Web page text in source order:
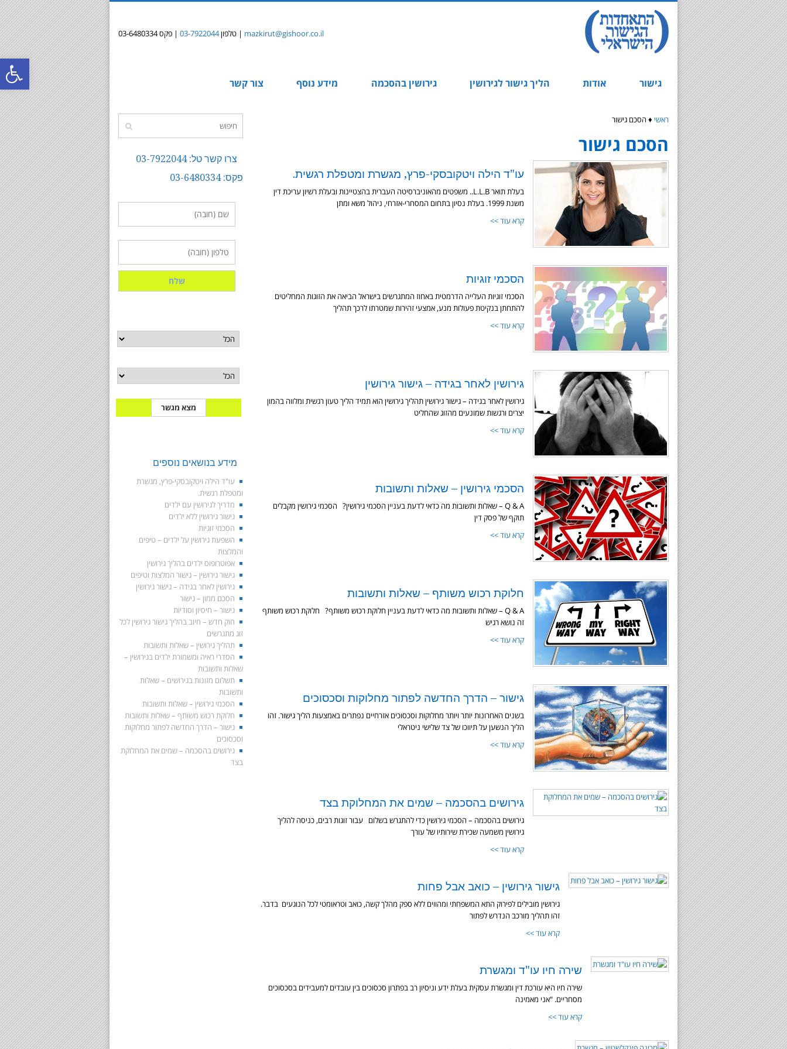
mazkirut@gishoor.co.il | טלפון03-7922044 | פקס 03-6480334
גישור אודות הליך גישור לגירושין גירושין בהסכמה מידע נוסף צור קשר
ראשי ♦ הסכם גישור
הסכם גישור
עו"ד הילה ויטקובסקי-פרץ, מגשרת ומטפלת רגשית.
בעלת תואר L.L.B.. משפטים מהאוניברסיטה העברית בהצטיינות ובעלת רשיון עריכת דין
משנת 1999. בעלת נסיון בתחום המסחרי-אזרחי, ניהול משא ומתן
קרא עוד >>
הסכמי זוגיות
הסכמי זוגיות העלייה הדרמטית באחוז המתגרשים בישראל הביאה את הזוגות המחליטים
להתחתן בנקיטת פעולות מנע, אמצעי זהירות שמטרתו לרכך תהליך
קרא עוד >>
גירושין לאחר בגידה – גישור גירושין
גירושין לאחר בגידה – גישור גירושין תהליך גירושין הוא תמיד הליך טעון רגשית ומלווה בהמון
יצרים ורגשות שמונעים מהזוג שהחליט
קרא עוד >>
הסכמי גירושין – שאלות ותשובות
Q & A – שאלות ותשובות מה כדאי לדעת בעניין הסכמי גירושין? הסכמי גירושין מקבלים
תוקף של פסק דין
קרא עוד >>
חלוקת רכוש משותף – שאלות ותשובות
Q & A – שאלות ותשובות מה כדאי לדעת בעניין חלוקת רכוש משותף? חלוקת רכוש משותף
זה נושא רגיש
קרא עוד >>
גישור – הדרך החדשה לפתור מחלוקות וסכסוכים
בשנים האחרונות יותר ויותר מחלוקות וסכסוכים אזרחיים נפתרים באמצעות הליך גישור. זהו
הליך הנשען על תיווכו של צד שלישי ניטראלי
קרא עוד >>
גירושים בהסכמה – שמים את המחלוקת בצד
גירושים בהסכמה – הסכמי גירושין כדי להתגרש בשלום עבור זוגות רבים, כניסה להליך
גירושין משמעה שכירת שירותיו של עורך
קרא עוד >>
גישור גירושין – כואב אבל פחות
גירושין מובילים לפירוק התא המשפחתי ומהווים ללא ספק מהלך קשה, כואב וטראומטי לכל הנוגעים בדבר.
זהו תהליך מורכב הנדרש לפתור
קרא עוד >>
שירה חיו עו"ד ומגשרת
שירה חיו היא עורכת דין ומגשרת עסקית בעלת ידע וניסיון רב בפתרון סכסוכים בין עובדים למעבידים בסכסוכים
מסחריים. "אני מאמינה
קרא עוד >>
צרו קשר טל: 03-7922044
פקס: 03-6480334
מידע בנושאים נוספים
עו"ד הילה ויטקובסקי-פרץ, מגשרת
ומטפלת רגשית.
מדריך לגירושין עם ילדים
גישור גירושין ללא ילדים
הסכמי זוגיות
השפעת גירושין על ילדים – טיפים
והמלצות
אפוטרופוס ילדים בהליך גירושין
גישור גירושין – גישור המלצות וטיפים
גירושין לאחר בגידה – גישור גירושין
הסכם ממון – גישור
גישור – חיסיון וסודיות
חוק חדש – חיוב בהליך גישור גירושין לכל
זוג מתגרשים
תהליך גירושין – שאלות ותשובות
הסדרי ראיה ומשמורת ילדים בגירושין –
שאלות ותשובות
תשלום מזונות בגירושים – שאלות
ותשובות
הסכמי גירושין – שאלות ותשובות
חלוקת רכוש משותף – שאלות ותשובות
גישור – הדרך החדשה לפתור מחלוקות
וסכסוכים
גירושים בהסכמה – שמים את המחלוקת
בצד